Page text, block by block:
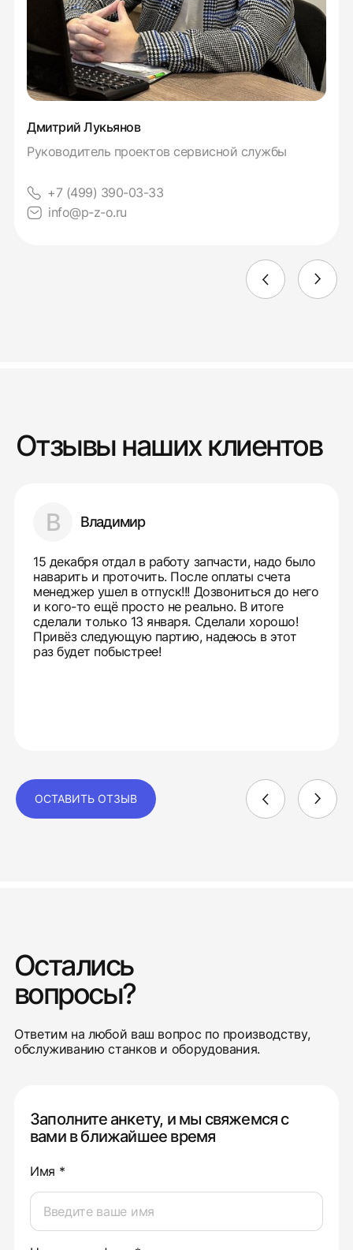
Дмитрий Лукьянов
Руководитель проектов сервисной службы
+7 (499) 390-03-33
info@p-z-o.ru
Отзывы наших клиентов
В Владимир
15 декабря отдал в работу запчасти, надо было
наварить и проточить. После оплаты счета
менеджер ушел в отпуск!!! Дозвониться до него
и кого-то ещё просто не реально. В итоге
сделали только 13 января. Сделали хорошо!
Привёз следующую партию, надеюсь в этот
раз будет побыстрее!
ОСТАВИТЬ ОТЗЫВ
Остались
вопросы?
Ответим на любой ваш вопрос по производству,
обслуживанию станков и оборудования.
Заполните анкету, и мы свяжемся с
вами в ближайшее время
Имя *